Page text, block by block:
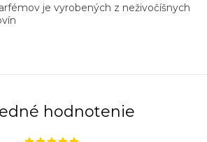
je vyrobených z neživočíšnych
hodnotenie